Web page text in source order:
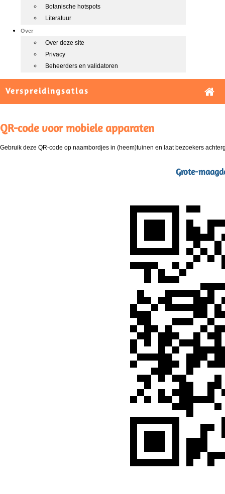
Botanische hotspots
Literatuur
Over
Over deze site
Privacy
Beheerders en validatoren
Verspreidingsatlas
QR-code voor mobiele apparaten
Gebruik deze QR-code op naambordjes in (heem)tuinen en laat bezoekers
Grote-